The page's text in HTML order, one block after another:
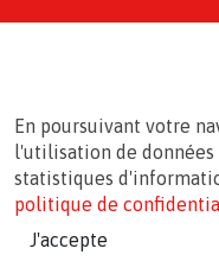
En poursuivant votre
l'utilisation de données
statistiques
politique de
J'accepte